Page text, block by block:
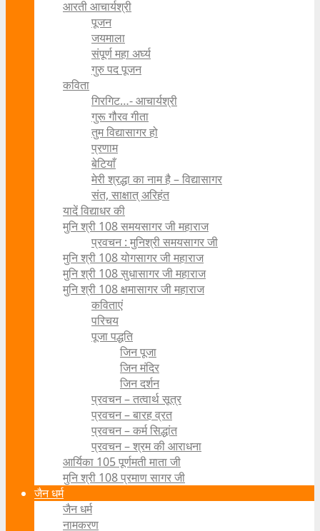
आरती आचार्यश्री
पूजन
जयमाला
संपूर्ण महा अर्घ्य
गुरु पद पूजन
कविता
गिरगिट…- आचार्यश्री
गुरू गौरव गीता
तुम विद्यासागर हो
प्रणाम
बेटियाँ
मेरी श्रद्धा का नाम है – विद्यासागर
संत, साक्षात् अरिहंत
यादें विद्याधर की
मुनि श्री 108 समयसागर जी महाराज
प्रवचन : मुनिश्री समयसागर जी
मुनि श्री 108 योगसागर जी महाराज
मुनि श्री 108 सुधासागर जी महाराज
मुनि श्री 108 क्षमासागर जी महाराज
कविताएं
परिचय
पूजा पद्धति
जिन पूजा
जिन मंदिर
जिन दर्शन
प्रवचन – तत्वार्थ सूत्र
प्रवचन – बारह व्रत
प्रवचन – कर्म सिद्धांत
प्रवचन – श्रम की आराधना
आर्यिका 105 पूर्णमती माता जी
मुनि श्री 108 प्रमाण सागर जी
जैन धर्म
जैन धर्म
नामकरण